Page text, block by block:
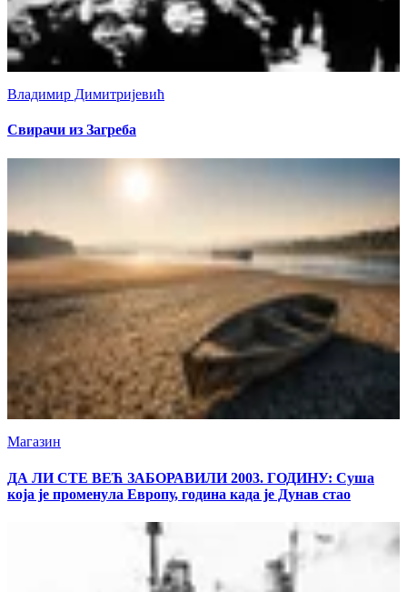
Владимир Димитријевић
Свирачи из Загреба
Магазин
ДА ЛИ СТЕ ВЕЋ ЗАБОРАВИЛИ 2003. ГОДИНУ: Суша
која је променула Европу, година када је Дунав стао